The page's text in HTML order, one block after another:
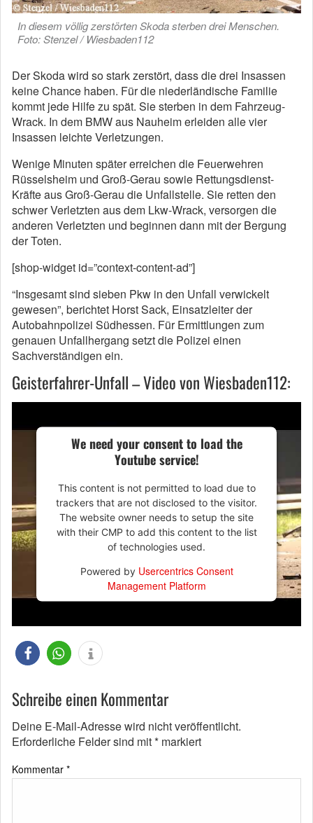
In diesem völlig zerstörten Skoda sterben drei Menschen.
Foto: Stenzel / Wiesbaden112
Der Skoda wird so stark zerstört, dass die drei Insassen
keine Chance haben. Für die niederländische Familie
kommt jede Hilfe zu spät. Sie sterben in dem Fahrzeug-
Wrack. In dem BMW aus Nauheim erleiden alle vier
Insassen leichte Verletzungen.
Wenige Minuten später erreichen die Feuerwehren
Rüsselsheim und Groß-Gerau sowie Rettungsdienst-
Kräfte aus Groß-Gerau die Unfallstelle. Sie retten den
schwer Verletzten aus dem Lkw-Wrack, versorgen die
anderen Verletzten und beginnen dann mit der Bergung
der Toten.
[shop-widget id=”context-content-ad”]
“Insgesamt sind sieben Pkw in den Unfall verwickelt
gewesen”, berichtet Horst Sack, Einsatzleiter der
Autobahnpolizei Südhessen. Für Ermittlungen zum
genauen Unfallhergang setzt die Polizei einen
Sachverständigen ein.
Geisterfahrer-Unfall – Video von Wiesbaden112:
We need your consent to load the
Youtube service!
This content is not permitted to load due to
trackers that are not disclosed to the visitor.
The website owner needs to setup the site
with their CMP to add this content to the list
of technologies used.
Powered by Usercentrics Consent
Management Platform
Schreibe einen Kommentar
Deine E-Mail-Adresse wird nicht veröffentlicht.
Erforderliche Felder sind mit* markiert
Kommentar *